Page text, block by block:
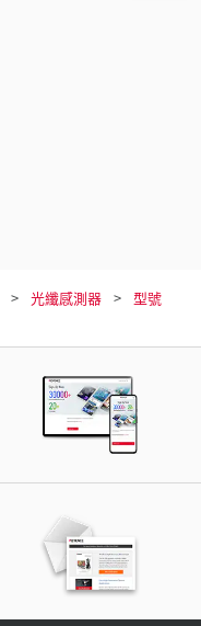
光纖感測器
型號